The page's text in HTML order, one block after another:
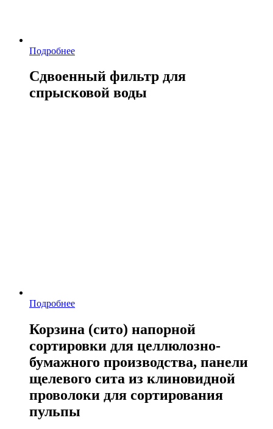
Подробнее
Сдвоенный фильтр для
спрысковой воды
Подробнее
Корзина (сито) напорной
сортировки для целлюлозно-
бумажного производства, панели
щелевого сита из клиновидной
проволоки для сортирования
пульпы